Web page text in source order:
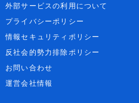
外部サービスの利用について
プライバシーポリシー
情報セキュリティポリシー
反社会的勢力排除ポリシー
お問い合わせ
運営会社情報